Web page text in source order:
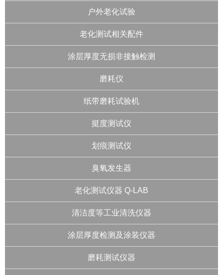
户外老化试验
老化测试相关配件
涂层厚度无损非接触检测
磨耗仪
纸带磨耗试验机
挺度测试仪
划痕测试仪
臭氧发生器
老化测试仪器 Q-LAB
清洁度等工业清洗仪器
涂层厚度检测及涂装仪器
磨耗测试仪器